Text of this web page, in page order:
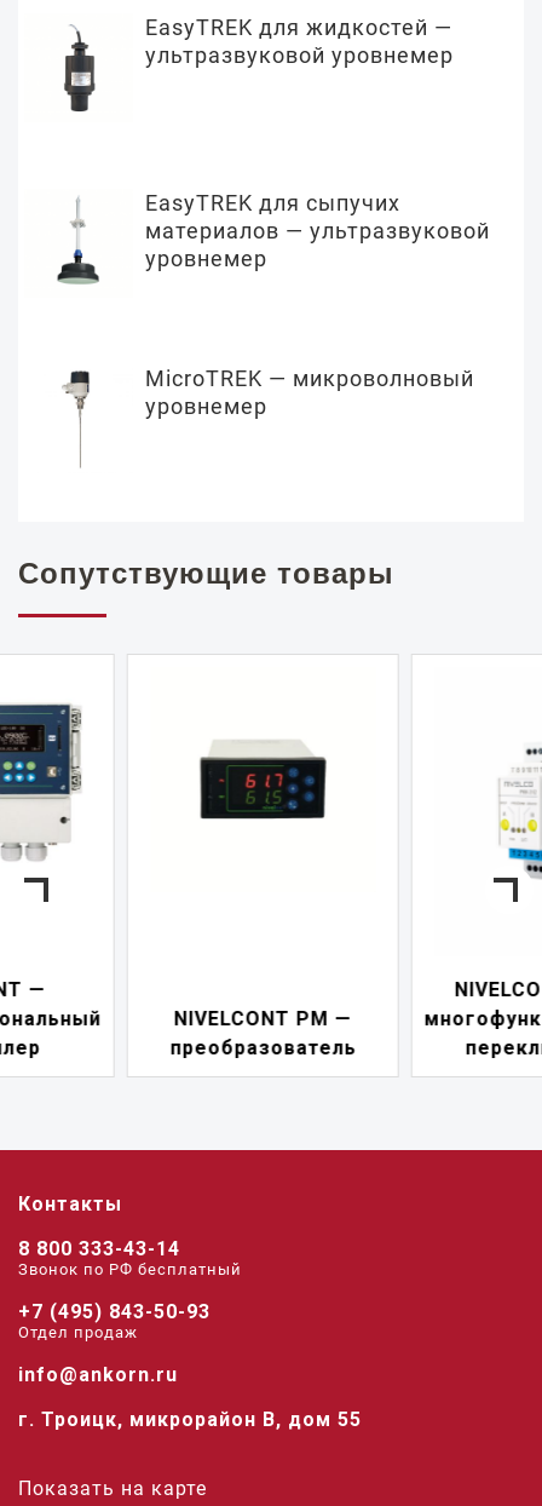
EasyTREK для жидкостей —
ультразвуковой уровнемер
EasyTREK для сыпучих
материалов — ультразвуковой
уровнемер
MicroTREK — микроволновый
уровнемер
Сопутствующие товары
NIVELCONT PM —
преобразователь
NIVELCONT PKK —
переключатель
Контакты
8 800 333-43-14
Звонок по РФ беcплатный
+7 (495) 843-50-93
Отдел продаж
info@ankorn.ru
г. Троицк, микрорайон В, дом 55
Показать на карте